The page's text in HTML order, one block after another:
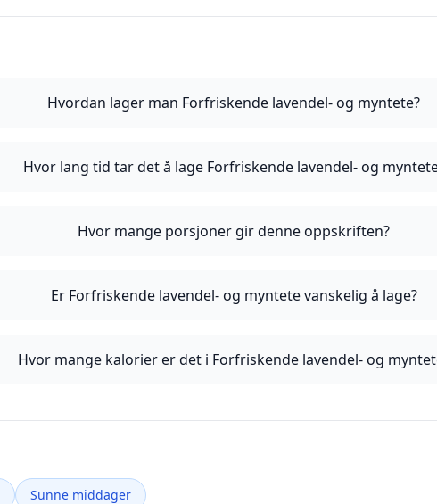
Hvordan lager man Forfriskende lavendel- og myntete?
Hvor lang tid tar det å lage Forfriskende lavendel- og
Hvor mange porsjoner gir denne oppskriften?
Er Forfriskende lavendel- og myntete vanskelig å lage?
Hvor mange kalorier er det i Forfriskende lavendel- og
Sunne middager